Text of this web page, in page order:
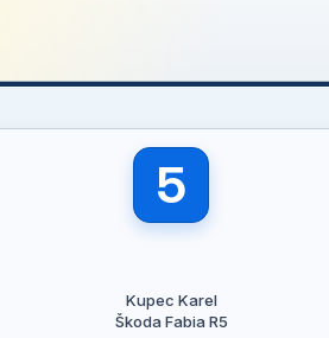
5
Kupec Karel
Škoda Fabia R5